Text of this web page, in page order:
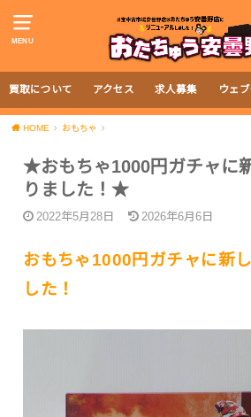
MENU
買取について アクセス 求人募集 ウェ
HOME おもちゃ
★おもちゃ1000円ガチャに
りました！★
2022年5月28日 2026年6月6日
おもちゃ1000円ガチャに新
した！